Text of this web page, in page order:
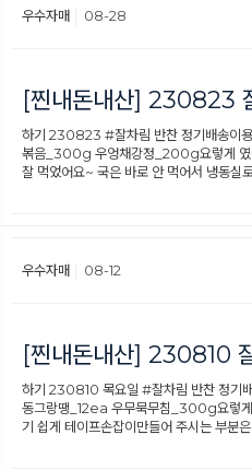
우수자매 08-28
[찐내돈내산] 230823
하기 230823 #잘차림 반찬 정기배송이
볶음_300g 우엉채강정_200g요렇게 였
잘 먹었어요~ 국은 바로 안 먹어서 냉동실
우수자매 08-12
[찐내돈내산] 230810
하기 230810 목요일 #잘차림 반찬 정기
동그랑땡_12ea 우무묵무침_300g요렇게
기 쉽게 테이프손잡이만들어 주시는 부분